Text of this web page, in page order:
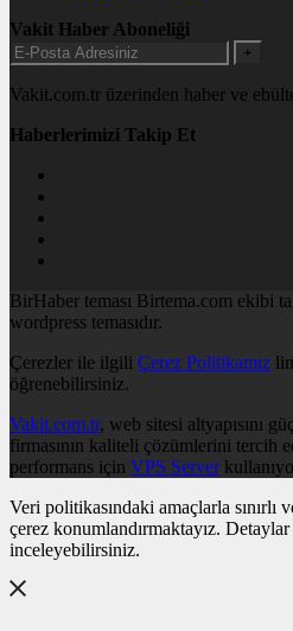
Vakit Haber Aboneliği
+
Vakit.com.tr üzerinden haber ve
Haberlerimizi Takip Et
BirHaber teması Birtema.com ekibi
wordpress temasıdır.
Çerezler ile ilgili Çerez Politikamız
öğrenebilirsiniz.
Vakit.com.tr, web sitesi altyapısını
firmasının kaliteli çözümlerini tercih
performans için VPS Server
Veri politikasındaki amaçlarla sınırlı
çerez konumlandırmaktayız.
inceleyebilirsiniz.